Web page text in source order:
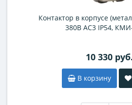
Контактор в корпусе
380В АС3 IP54,
10 330 руб.
В корзину